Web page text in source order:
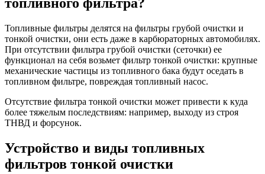
Топливные фильтры делятся на фильтры грубой очистки и
тонкой очистки, они есть даже в карбюраторных автомобилях.
При отсутствии фильтра грубой очистки (сеточки) ее
функционал на себя возьмет фильтр тонкой очистки: крупные
механические частицы из топливного бака будут оседать в
топливном фильтре, повреждая топливный насос.
Отсутствие фильтра тонкой очистки может привести к куда
более тяжелым последствиям: например, выходу из строя
ТНВД и форсунок.
Устройство и виды топливных
фильтров тонкой очистки